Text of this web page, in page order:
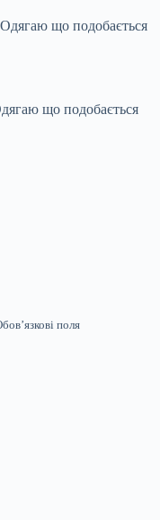
що подобається
що подобається
поля